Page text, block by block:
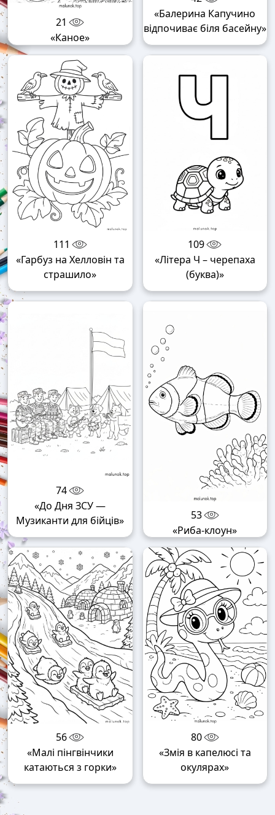
21
«Каное»
«Балерина Капучино
відпочиває біля басейну»
111
«Гарбуз на Хелловін та
страшило»
109
«Літера Ч – черепаха
(буква)»
74
«До Дня ЗСУ —
Музиканти для бійців»
53
«Риба-клоун»
56
«Малі пінгвінчики
катаються з горки»
80
«Змія в капелюсі та
окулярах»